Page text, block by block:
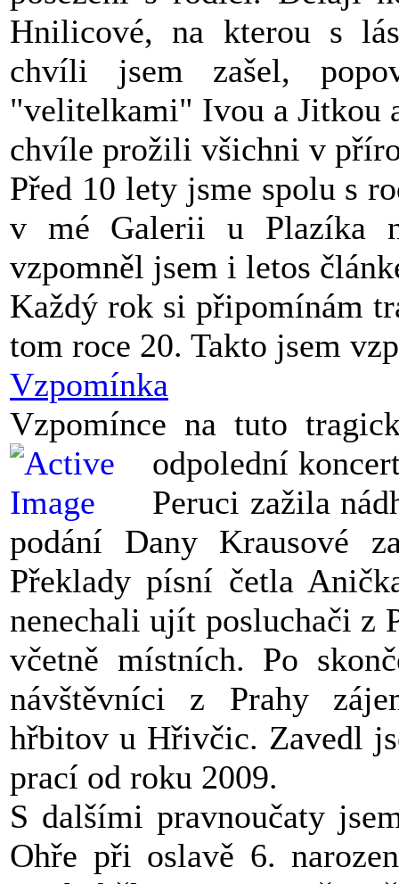
Hnilicové, na kterou s
chvíli jsem zašel,
"velitelkami" Ivou a Jitkou
chvíle prožili všichni v
Před 10 lety jsme spolu s
v mé Galerii u Plazíka
vzpomněl jsem i letos
Každý rok si připomínám
tom roce 20. Takto jsem
Vzpomínka
Vzpomínce na tuto
odpolední
Peruci zažila
podání Dany Krausové
Překlady písní četla
nenechali ujít posluchači z
včetně místních. Po
návštěvníci z Prahy
hřbitov u Hřivčic. Zavedl
prací od roku 2009.
S dalšími pravnoučaty
Ohře při oslavě 6.